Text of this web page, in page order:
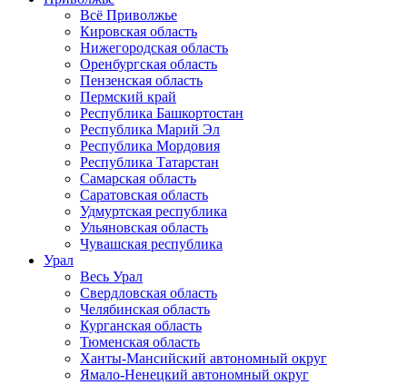
Всё Приволжье
Кировская область
Нижегородская область
Оренбургская область
Пензенская область
Пермский край
Республика Башкортостан
Республика Марий Эл
Республика Мордовия
Республика Татарстан
Самарская область
Саратовская область
Удмуртская республика
Ульяновская область
Чувашская республика
Урал
Весь Урал
Свердловская область
Челябинская область
Курганская область
Тюменская область
Ханты-Мансийский автономный округ
Ямало-Ненецкий автономный округ